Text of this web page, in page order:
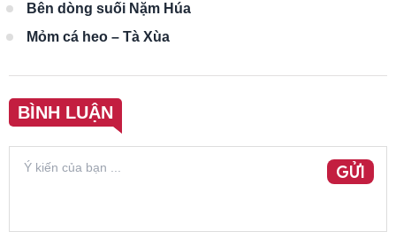
Bên dòng suối Nặm Húa
Mỏm cá heo – Tà Xùa
BÌNH LUẬN
GỬI